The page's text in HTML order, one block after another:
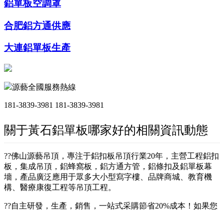
鋁單板空調罩
合肥鋁方通供應
大連鋁單板生產
源藝全國服務熱線
181-3839-3981 181-3839-3981
關于黃石鋁單板哪家好的相關資訊動態
??佛山源藝吊頂，專注于鋁扣板吊頂行業20年，主營工程鋁扣
板，集成吊頂，鋁蜂窩板，鋁方通方管，鋁條扣及鋁單板幕
墻，產品廣泛應用于眾多大小型寫字樓、品牌商城、教育機
構、醫療康復工程等吊頂工程。
??自主研發，生產，銷售，一站式采購節省20%成本！如果您